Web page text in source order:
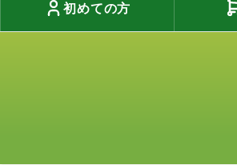
初めての方